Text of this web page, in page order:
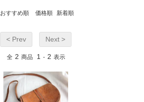
おすすめ順 価格順 新着順
< Prev Next >
全 2 商品 1 - 2 表示